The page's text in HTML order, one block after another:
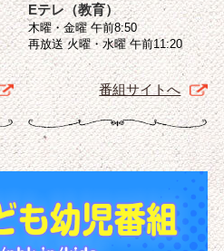
Eテレ（教育）
木曜・金曜 午前8:50
再放送 火曜・水曜 午前11:20
番組サイトへ